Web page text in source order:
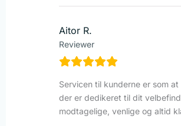
Aitor R.
Reviewer
Servicen til kunderne er som at
der er dedikeret til dit
modtagelige, venlige og altid